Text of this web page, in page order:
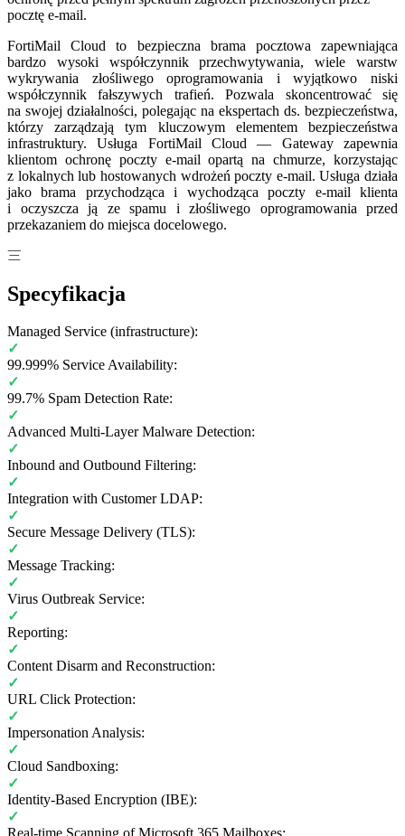
pocztę e-mail.
FortiMail Cloud to bezpieczna brama pocztowa zapewniająca
bardzo wysoki współczynnik przechwytywania, wiele warstw
wykrywania złośliwego oprogramowania i wyjątkowo niski
współczynnik fałszywych trafień. Pozwala skoncentrować się
na swojej działalności, polegając na ekspertach ds. bezpieczeństwa,
którzy zarządzają tym kluczowym elementem bezpieczeństwa
infrastruktury. Usługa FortiMail Cloud — Gateway zapewnia
klientom ochronę poczty e-mail opartą na chmurze, korzystając
z lokalnych lub hostowanych wdrożeń poczty e-mail. Usługa działa
jako brama przychodząca i wychodząca poczty e-mail klienta
i oczyszcza ją ze spamu i złośliwego oprogramowania przed
przekazaniem do miejsca docelowego.
Specyfikacja
Managed Service (infrastructure):
✓
99.999% Service Availability:
✓
99.7% Spam Detection Rate:
✓
Advanced Multi-Layer Malware Detection:
✓
Inbound and Outbound Filtering:
✓
Integration with Customer LDAP:
✓
Secure Message Delivery (TLS):
✓
Message Tracking:
✓
Virus Outbreak Service:
✓
Reporting:
✓
Content Disarm and Reconstruction:
✓
URL Click Protection:
✓
Impersonation Analysis:
✓
Cloud Sandboxing:
✓
Identity-Based Encryption (IBE):
✓